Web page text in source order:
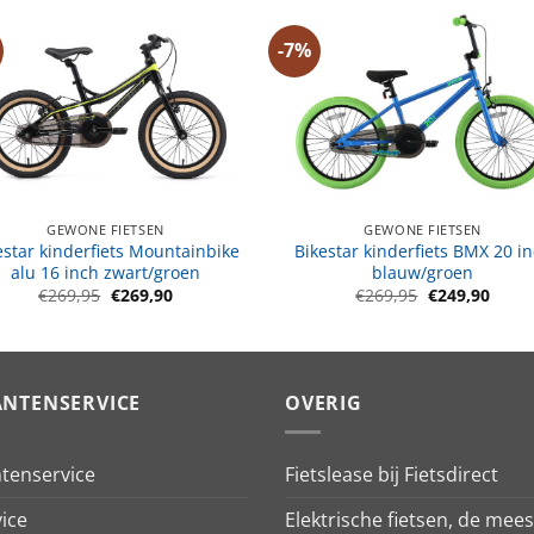
GEWONE FIETSEN
kinderfiets Mountainbike
alu 16 inch zwart/groen
€269,95 Oorspronkelijke
€269,90Huidige
-7%
GEWONE FIETSEN
Bikestar kinderfiets BMX 20
blauw/groen
€269,95 €249,90
OVERIG
Fietslease bij Fietsdirect
Elektrische fietsen, de